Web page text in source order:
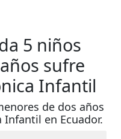
5 niños
sufre
Infantil
de dos años
en Ecuador.